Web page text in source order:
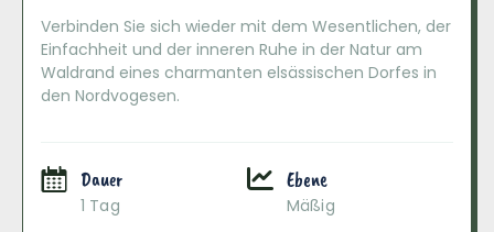
Verbinden Sie sich wieder mit dem Wesentlichen, der
Einfachheit und der inneren Ruhe in der Natur am
Waldrand eines charmanten elsässischen Dorfes in
den Nordvogesen.
Dauer
1 Tag
Ebene
Mäßig